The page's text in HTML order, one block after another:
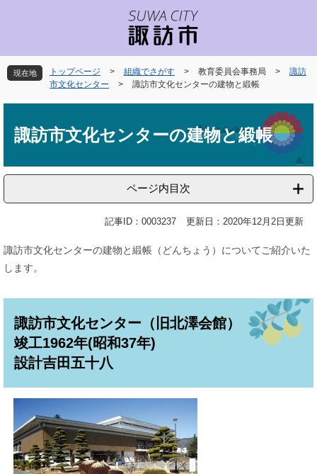
先
頭
を
飛
現在地 トップページ > 組織でさがす > 教育委員会事務局 >
諏訪
市文化センター
> 諏訪市文化センターの建物と緞帳
諏訪市文化センターの建物と緞帳
ページ内目次
記事ID：0003237 更新日：2020年12月2日更新
諏訪市文化センターの建物と緞帳（どんちょう）についてご紹介いた
します。
諏訪市文化センター（旧北澤会館）
竣工1962年(昭和37年)
設計吉田五十八